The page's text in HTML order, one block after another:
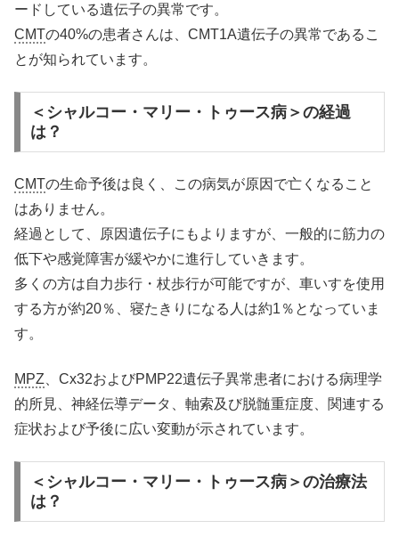
ードしている遺伝子の異常です。
CMTの40%の患者さんは、CMT1A遺伝子の異常であるこ
とが知られています。
＜シャルコー・マリー・トゥース病＞の経過
は？
CMTの生命予後は良く、この病気が原因で亡くなること
はありません。
経過として、原因遺伝子にもよりますが、一般的に筋力の
低下や感覚障害が緩やかに進行していきます。
多くの方は自力歩行・杖歩行が可能ですが、車いすを使用
する方が約20％、寝たきりになる人は約1％となっていま
す。
MPZ 、Cx32およびPMP22遺伝子異常患者における病理学
的所見、神経伝導データ、軸索及び脱髄重症度、関連する
症状および予後に広い変動が示されています。
＜シャルコー・マリー・トゥース病＞の治療法
は？